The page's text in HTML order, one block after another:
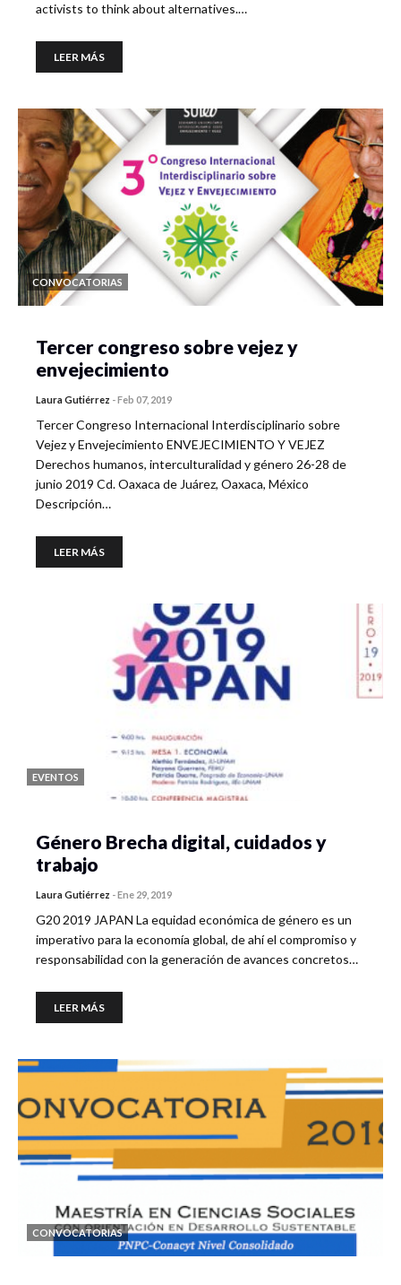
activists to think about alternatives.…
LEER MÁS
CONVOCATORIAS
Tercer congreso sobre vejez y
envejecimiento
Laura Gutiérrez -Feb 07, 2019
Tercer Congreso Internacional Interdisciplinario sobre
Vejez y Envejecimiento ENVEJECIMIENTO Y VEJEZ
Derechos humanos, interculturalidad y género 26-28 de
junio 2019 Cd. Oaxaca de Juárez, Oaxaca, México
Descripción…
LEER MÁS
EVENTOS
Género Brecha digital, cuidados y
trabajo
Laura Gutiérrez -Ene 29, 2019
G20 2019 JAPAN La equidad económica de género es un
imperativo para la economía global, de ahí el compromiso y
responsabilidad con la generación de avances concretos…
LEER MÁS
CONVOCATORIAS